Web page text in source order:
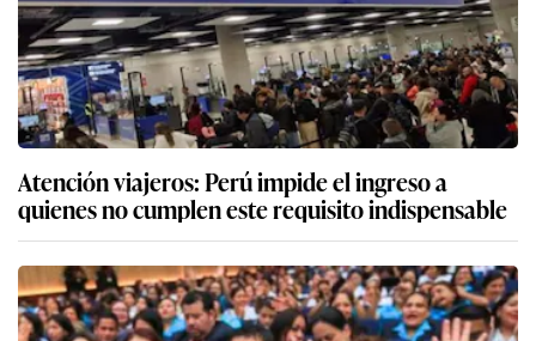
Atención viajeros: Perú impide el ingreso a
quienes no cumplen este requisito indispensable